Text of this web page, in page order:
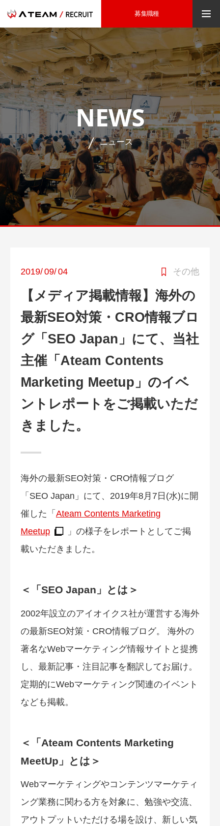
募集職種
NEWS
ニュース
その他
2019/09/04
【メディア掲載情報】海外の
最新SEO対策・CRO情報ブロ
グ「SEO Japan」にて、当社
主催「Ateam Contents
Marketing Meetup」のイベ
ントレポートをご掲載いただ
きました。
海外の最新SEO対策・CRO情報ブログ
「SEO Japan」にて、2019年8月7日(水)に開
催した「 Ateam Contents Marketing
Meetup
」の様子をレポートとしてご掲
載いただきました。
＜「SEO Japan」とは＞
2002年設立のアイオイクス社が運営する海外
の最新SEO対策・CRO情報ブログ。 海外の
著名なWebマーケティング情報サイトと提携
し、最新記事・注目記事を翻訳してお届け。
定期的にWebマーケティング関連のイベント
なども掲載。
＜「Ateam Contents Marketing
MeetUp」とは＞
Webマーケティングやコンテンツマーケティ
ング業務に関わる方を対象に、勉強や交流、
アウトプットいただける場を設け、新しい気